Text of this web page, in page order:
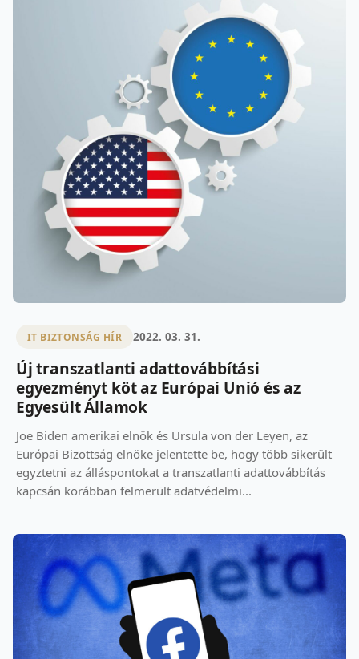
IT BIZTONSÁG HÍR 2022. 03. 31.
Új transzatlanti adattovábbítási
egyezményt köt az Európai Unió és az
Egyesült Államok
Joe Biden amerikai elnök és Ursula von der Leyen, az
Európai Bizottság elnöke jelentette be, hogy több sikerült
egyztetni az álláspontokat a transzatlanti adattovábbítás
kapcsán korábban felmerült adatvédelmi...